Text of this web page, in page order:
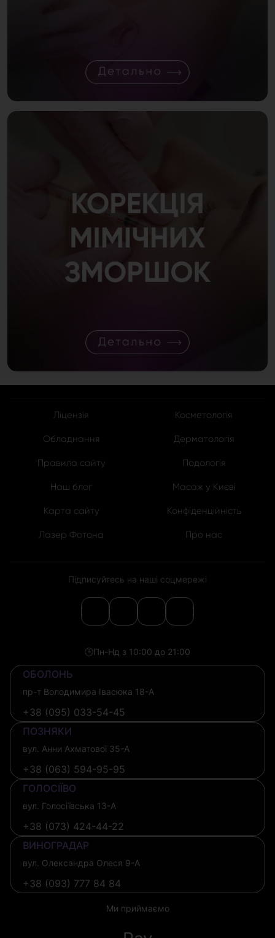
Ліцензія
Обладнання
Правила сайту
Наш блог
Карта сайту
Лазер Фотона
Косметологія
Дерматологія
Подологія
Масаж у Києві
Конфіденційність
Про нас
Підписуйтесь на наші соцмережі
🕒Пн-Нд з 10:00 до 21:00
ОБОЛОНЬ
пр-т Володимира Івасюка 18-А
+38 (095) 033-54-45
ПОЗНЯКИ
вул. Анни Ахматової 35-А
+38 (063) 594-95-95
ГОЛОСІЇВО
вул. Голосіївська 13-А
+38 (073) 424-44-22
ВИНОГРАДАР
вул. Олександра Олеся 9-А
+38 (093) 777 84 84
Ми приймаємо